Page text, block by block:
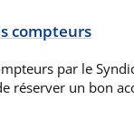
compteurs
par le
réserver un bon